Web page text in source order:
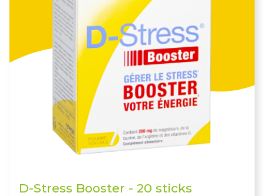
D-Stress Booster - 20 sticks